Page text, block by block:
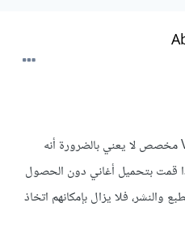
فيما يتعلق بمشكلتك، فإن شراء VPS مخصص لا يعني بالضرورة أنه
قمت بتحميل أغاني دون الحصول
والنشر، فلا يزال بإمكانهم اتخاذ